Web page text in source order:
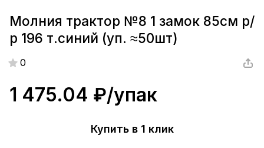
Молния трактор №8 1 замок 85см р/
р 196 т.синий (уп. ≈50шт)
0
1 475.04 ₽/упак
Купить в 1 клик